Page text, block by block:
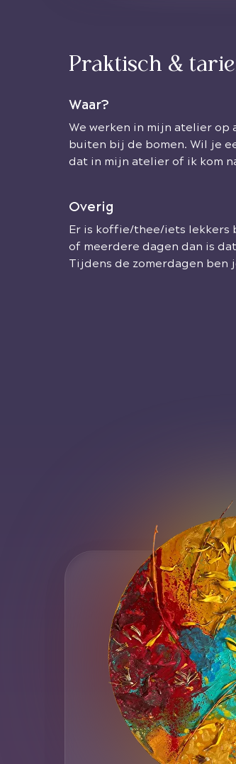
Praktisch &
Waar?
We werken in mijn atelier op
buiten bij de bomen. Wil je
dat in mijn atelier of ik kom
Overig
Er is koffie/thee/iets lekkers
of meerdere dagen dan is
Tijdens de zomerdagen ben